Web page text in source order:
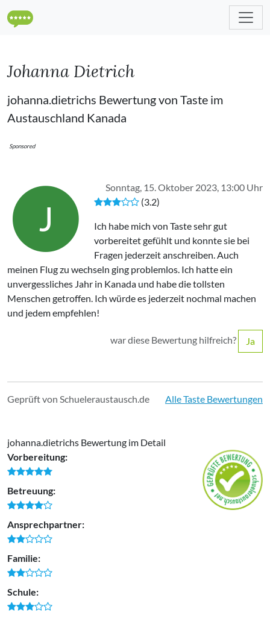
Johanna Dietrich
johanna.dietrichs Bewertung von Taste im
Austauschland Kanada
Sponsored
J
Sonntag, 15. Oktober 2023, 13:00 Uhr
(3.2)
Ich habe mich von Taste sehr gut
vorbereitet gefühlt und konnte sie bei
Fragen jederzeit anschreiben. Auch
meinen Flug zu wechseln ging problemlos. Ich hatte ein
unvergessliches Jahr in Kanada und habe die tollsten
Menschen getroffen. Ich würde es jederzeit nochmal machen
und jedem empfehlen!
war diese Bewertung hilfreich? Ja
Geprüft von Schueleraustausch.de Alle Taste Bewertungen
johanna.dietrichs Bewertung im Detail
Vorbereitung:
Betreuung:
Ansprechpartner:
Familie:
Schule: